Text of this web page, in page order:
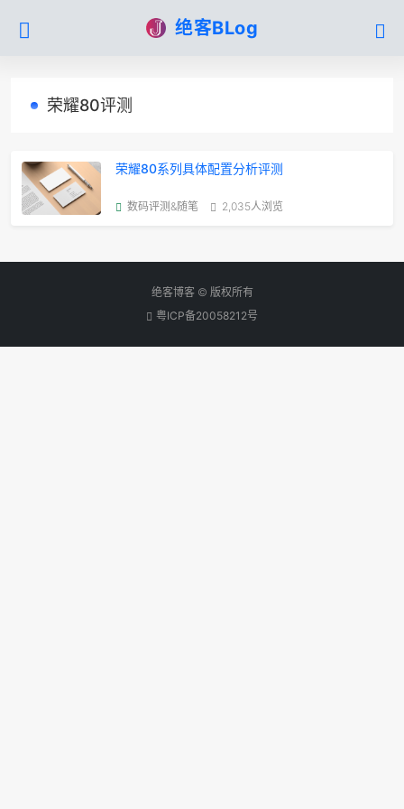
绝客BLog
荣耀80评测
荣耀80系列具体配置分析评测
数码评测&随笔 2,035人浏览
绝客博客 © 版权所有
粤ICP备20058212号